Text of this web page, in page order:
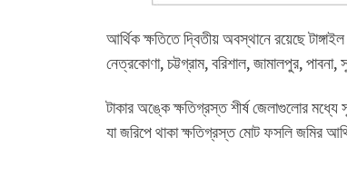
আর্থিক ক্ষতিতে দ্বিতীয় অবস্থানে রয়েছে
নেত্রকোণা, চট্টগ্রাম, বরিশাল, জামালপুর, পাবনা,
টাকার অঙ্কে ক্ষতিগ্রস্ত শীর্ষ জেলাগুলোর
যা জরিপে থাকা ক্ষতিগ্রস্ত মোট ফসলি জমির